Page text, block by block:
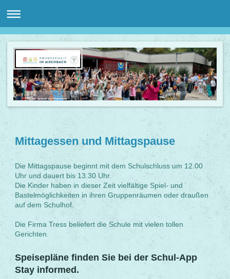
Home- zurück zur Startseite
Mittagessen und Mittagspause
Die Mittagspause beginnt mit dem Schulschluss um 12.00
Uhr und dauert bis 13.30 Uhr.
Die Kinder haben in dieser Zeit vielfältige Spiel- und
Bastelmöglichkeiten in ihren Gruppenräumen oder draußen
auf dem Schulhof.
Die Firma Tress beliefert die Schule mit vielen tollen
Gerichten.
Speisepläne finden Sie bei der Schul-App
Stay informed.